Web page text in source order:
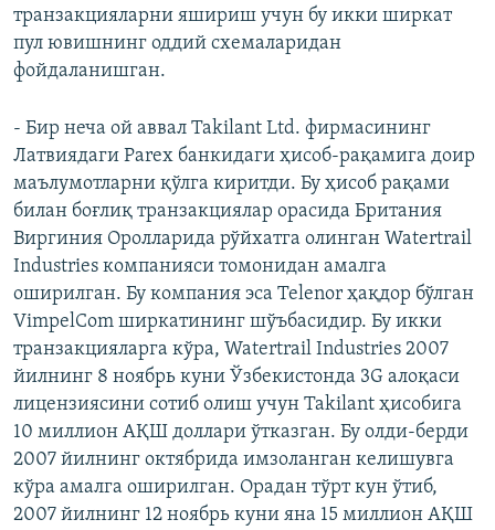
транзакцияларни яшириш учун бу икки ширкат
пул ювишнинг оддий схемаларидан
фойдаланишган.
- Бир неча ой аввал Takilant Ltd. фирмасининг
Латвиядаги Parex банкидаги ҳисоб-рақамига доир
маълумотларни қўлга киритди. Бу ҳисоб рақами
билан боғлиқ транзакциялар орасида Британия
Виргиния Оролларида рўйхатга олинган Watertrail
Industries компанияси томонидан амалга
оширилган. Бу компания эса Telenor ҳақдор бўлган
VimpelCom ширкатининг шўъбасидир. Бу икки
транзакцияларга кўра, Watertrail Industries 2007
йилнинг 8 ноябрь куни Ўзбекистонда 3G алоқаси
лицензиясини сотиб олиш учун Takilant ҳисобига
10 миллион АҚШ доллари ўтказган. Бу олди-берди
2007 йилнинг октябрида имзоланган келишувга
кўра амалга оширилган. Орадан тўрт кун ўтиб,
2007 йилнинг 12 ноябрь куни яна 15 миллион АҚШ